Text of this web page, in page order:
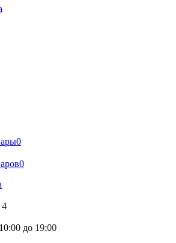
0
0
4
до 19:00